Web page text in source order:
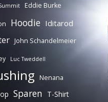
Eddie Burke
Hoodie Iditarod
John Schandelmeier
Luc Tweddell
Nenana
Sparen T-Shirt